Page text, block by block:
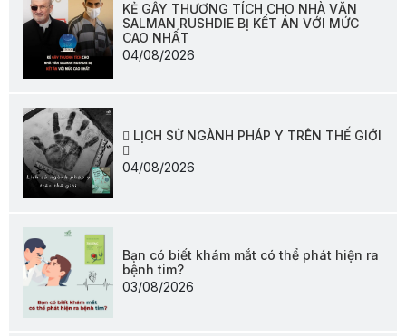
KẺ GÂY THƯƠNG TÍCH CHO NHÀ VĂN
SALMAN RUSHDIE BỊ KẾT ÁN VỚI MỨC
CAO NHẤT
04/08/2026
🫆 LỊCH SỬ NGÀNH PHÁP Y TRÊN THẾ GIỚI
🫆
04/08/2026
Bạn có biết khám mắt có thể phát hiện ra
bệnh tim?
03/08/2026